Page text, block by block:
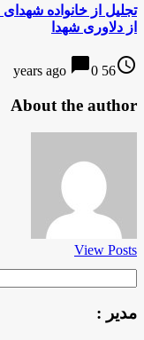
تجلیل از خانواده
از دلاوری شهدا
access_time
56 years ago
chat_bubble0
About the author
View Posts
مدیر :